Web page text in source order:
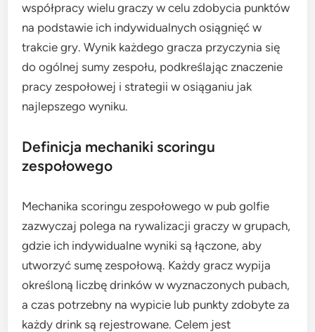
współpracy wielu graczy w celu zdobycia punktów
na podstawie ich indywidualnych osiągnięć w
trakcie gry. Wynik każdego gracza przyczynia się
do ogólnej sumy zespołu, podkreślając znaczenie
pracy zespołowej i strategii w osiąganiu jak
najlepszego wyniku.
Definicja mechaniki scoringu
zespołowego
Mechanika scoringu zespołowego w pub golfie
zazwyczaj polega na rywalizacji graczy w grupach,
gdzie ich indywidualne wyniki są łączone, aby
utworzyć sumę zespołową. Każdy gracz wypija
określoną liczbę drinków w wyznaczonych pubach,
a czas potrzebny na wypicie lub punkty zdobyte za
każdy drink są rejestrowane. Celem jest